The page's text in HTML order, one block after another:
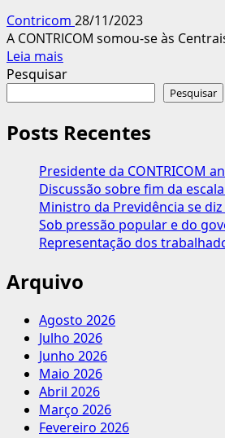
Contricom 28/11/2023
A CONTRICOM somou-se às
Leia mais
mais
soma-
se
às
Confederações
e
Centrais
contra
o
ao
da
Desoneração
da
Folha,
pela
Redução
dos
Pesquisar
Pesquisar
Posts Recentes
Presidente da CONTRICOM
Discussão sobre fim da
Ministro da Previdência se
Sob pressão popular e do
Representação dos
Arquivo
Agosto 2026
Julho 2026
Junho 2026
Maio 2026
Abril 2026
Março 2026
Fevereiro 2026